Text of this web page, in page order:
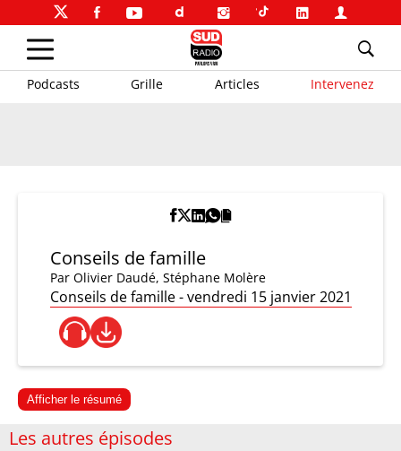
Podcasts Grille Articles Intervenez
Conseils de famille
Par Olivier Daudé, Stéphane Molère
Conseils de famille - vendredi 15 janvier 2021
Afficher le résumé
Les autres épisodes